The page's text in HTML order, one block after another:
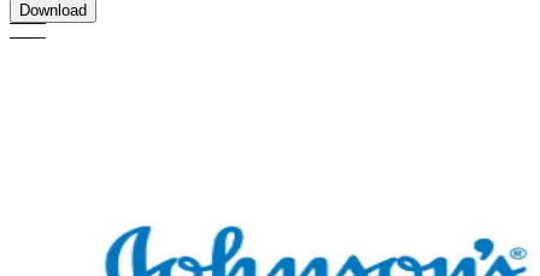
Download